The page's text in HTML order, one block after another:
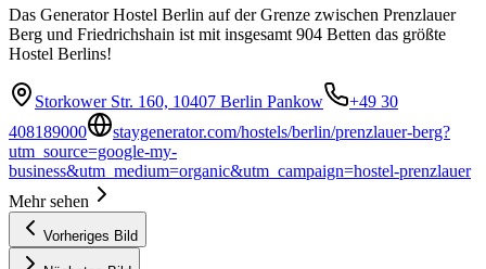
Das Generator Hostel Berlin auf der Grenze zwischen Prenzlauer
Berg und Friedrichshain ist mit insgesamt 904 Betten das größte
Hostel Berlins!
Storkower Str. 160, 10407 Berlin Pankow
+49 30
408189000
staygenerator.com/hostels/berlin/prenzlauer-berg?
utm_source=google-my-
business&utm_medium=organic&utm_campaign=hostel-prenzlauer
Mehr sehen
Vorheriges Bild